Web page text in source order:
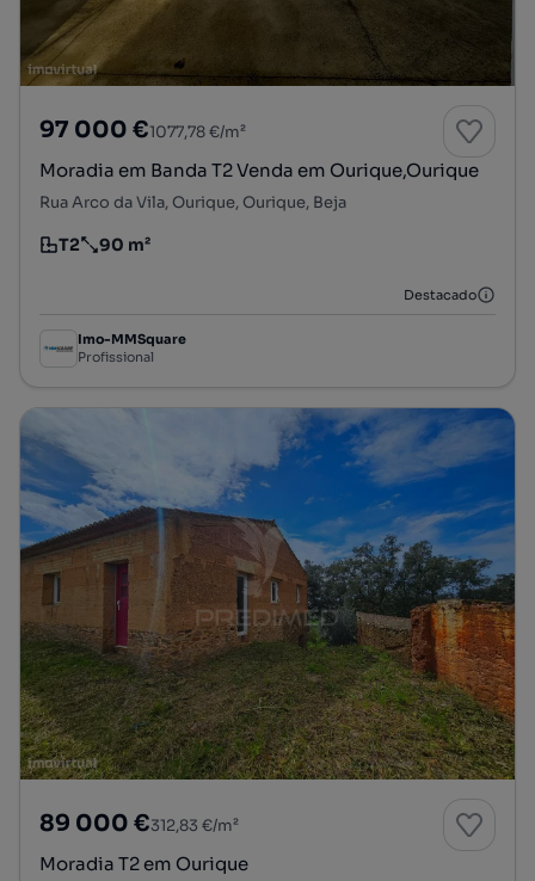
97 000 €1077,78 €/m²
Moradia em Banda T2 Venda em Ourique,Ourique
Rua Arco da Vila, Ourique, Ourique, Beja
Tipologia
T2
Preço por metro quadrado
90 m²
Destacado
Imo-MMSquare
Profissional
89 000 €312,83 €/m²
Moradia T2 em Ourique